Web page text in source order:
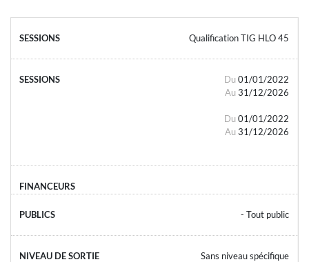
Qualification TIG HLO 45
Du 01/01/2022
Au 31/12/2026
Du 01/01/2022
Au 31/12/2026
- Tout public
Sans niveau spécifique